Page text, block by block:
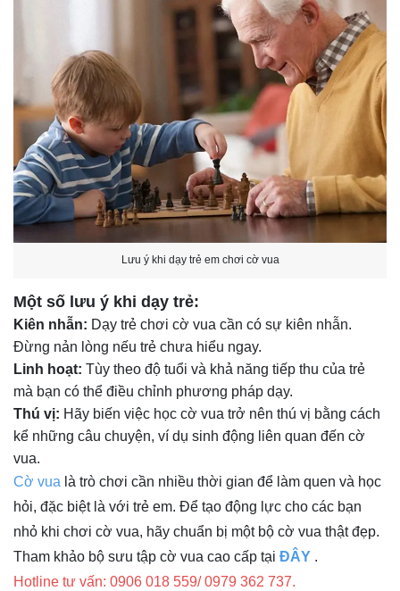
Lưu ý khi dạy trẻ em chơi cờ vua
Một số lưu ý khi dạy trẻ:
Kiên nhẫn: Dạy trẻ chơi cờ vua cần có sự kiên nhẫn.
Đừng nản lòng nếu trẻ chưa hiểu ngay.
Linh hoạt: Tùy theo độ tuổi và khả năng tiếp thu của trẻ
mà bạn có thể điều chỉnh phương pháp dạy.
Thú vị: Hãy biến việc học cờ vua trở nên thú vị bằng cách
kể những câu chuyện, ví dụ sinh động liên quan đến cờ
vua.
Cờ vua là trò chơi cần nhiều thời gian để làm quen và học
hỏi, đặc biệt là với trẻ em. Để tạo động lực cho các bạn
nhỏ khi chơi cờ vua, hãy chuẩn bị một bộ cờ vua thật đẹp.
Tham khảo bộ sưu tập cờ vua cao cấp tại ĐÂY .
Hotline tư vấn: 0906 018 559/ 0979 362 737.